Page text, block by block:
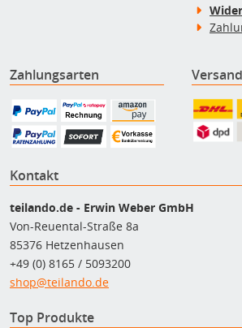
Zahlungsarten
Kontakt
teilando.de - Erwin Weber GmbH
Von-Reuental-Straße 8a
85376 Hetzenhausen
+49 (0) 8165 / 5093200
shop@teilando.de
Top Produkte